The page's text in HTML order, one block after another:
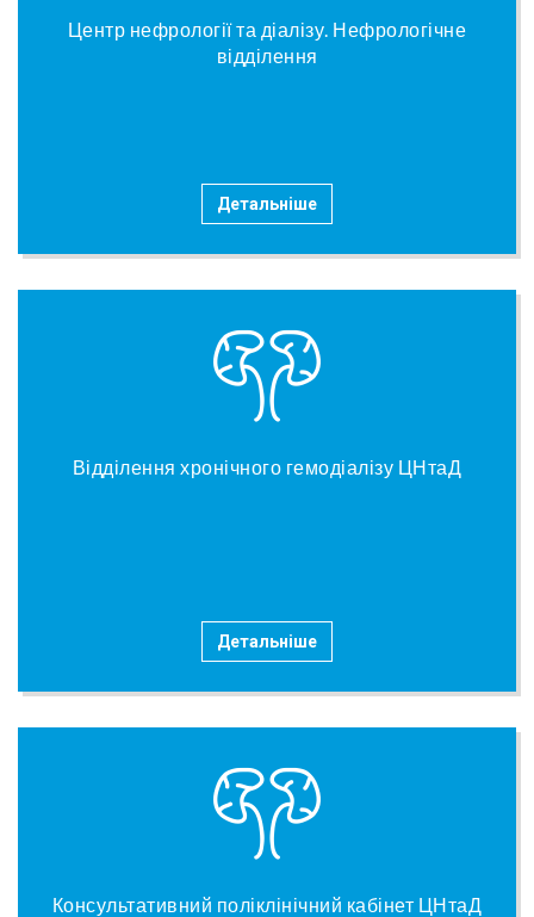
Центр нефрології та діалізу. Нефрологічне
відділення
Детальніше
Відділення хронічного гемодіалізу ЦНтаД
Детальніше
Консультативний поліклінічний кабінет ЦНтаД